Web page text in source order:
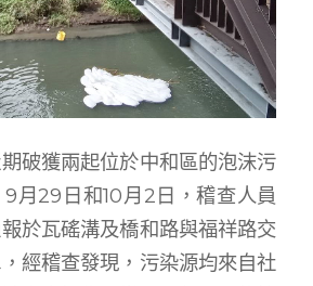
破獲兩起位於中和區的泡沫污
月29日和10月2日，稽查人員
於瓦磘溝及橋和路與福祥路交
經稽查發現，污染源均來自社